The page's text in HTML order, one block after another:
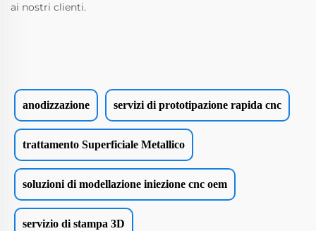
ai nostri clienti.
anodizzazione servizi di prototipazione rapida cnc
trattamento Superficiale Metallico
soluzioni di modellazione iniezione cnc oem
servizio di stampa 3D